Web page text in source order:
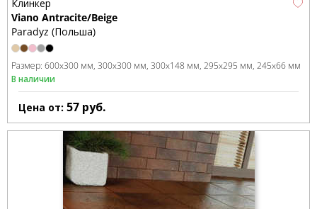
Клинкер
Viano Antracite/Beige
Paradyz (Польша)
Размер: 600x300 мм 300x300 мм 300x148 мм 295x295 мм 245x66 мм
В наличии
Цена от: 57 руб.